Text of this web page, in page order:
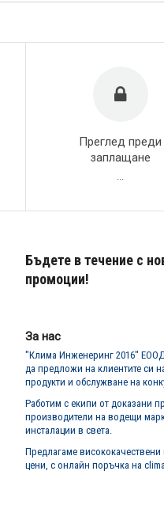
Преглед преди
заплащане
Бъдете в течение с
промоции!
За нас
"Клима Инженеринг 2016"
да предложи на клиентите си
продукти и обслужване на
Работим с екипи от доказани
производители на водещи
инсталации в света.
Предлагаме
цени, с онлайн поръчка на